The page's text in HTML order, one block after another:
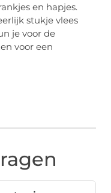
en hapjes.
stukje vlees
je voor de
voor een